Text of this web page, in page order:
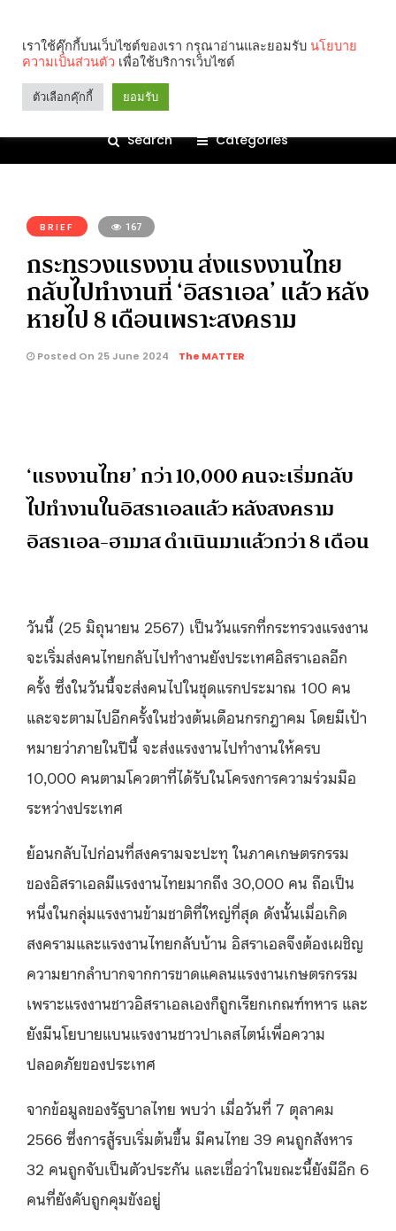
Search Categories
BRIEF 167
กระทรวงแรงงาน ส่งแรงงานไทย
กลับไปทำงานที่ ‘อิสราเอล’ แล้ว หลัง
หายไป 8 เดือนเพราะสงคราม
Posted On 25 June 2024 The MATTER
‘แรงงานไทย’ กว่า 10,000 คนจะเริ่มกลับ
ไปทำงานในอิสราเอลแล้ว หลังสงคราม
อิสราเอล-ฮามาส ดำเนินมาแล้วกว่า 8 เดือน
วันนี้ (25 มิถุนายน 2567) เป็นวันแรกที่กระทรวงแรงงาน
จะเริ่มส่งคนไทยกลับไปทำงานยังประเทศอิสราเอลอีก
ครั้ง ซึ่งในวันนี้จะส่งคนไปในชุดแรกประมาณ 100 คน
และจะตามไปอีกครั้งในช่วงต้นเดือนกรกฎาคม โดยมีเป้า
หมายว่าภายในปีนี้ จะส่งแรงงานไปทำงานให้ครบ
10,000 คนตามโควตาที่ได้รับในโครงการความร่วมมือ
ระหว่างประเทศ
ย้อนกลับไปก่อนที่สงครามจะปะทุ ในภาคเกษตรกรรม
ของอิสราเอลมีแรงงานไทยมากถึง 30,000 คน ถือเป็น
หนึ่งในกลุ่มแรงงานข้ามชาติที่ใหญ่ที่สุด ดังนั้นเมื่อเกิด
สงครามและแรงงานไทยกลับบ้าน อิสราเอลจึงต้องเผชิญ
ความยากลำบากจากการขาดแคลนแรงงานเกษตรกรรม
เพราะแรงงานชาวอิสราเอลเองก็ถูกเรียกเกณฑ์ทหาร และ
ยังมีนโยบายแบนแรงงานชาวปาเลสไตน์เพื่อความ
ปลอดภัยของประเทศ
จากข้อมูลของรัฐบาลไทย พบว่า เมื่อวันที่ 7 ตุลาคม
2566 ซึ่งการสู้รบเริ่มต้นขึ้น มีคนไทย 39 คนถูกสังหาร
32 คนถูกจับเป็นตัวประกัน และเชื่อว่าในขณะนี้ยังมีอีก 6
คนที่ยังคับถูกคุมขังอยู่
เราใช้คุ๊กกี้บนเว็บไซต์ของเรา กรุณาอ่านและยอมรับ นโยบาย
ความเป็นส่วนตัว เพื่อใช้บริการเว็บไซต์
ตัวเลือกคุ๊กกี้ ยอมรับ